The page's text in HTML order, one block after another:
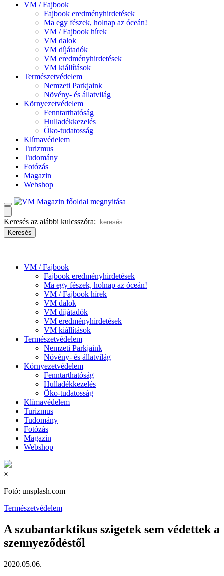
VM / Fajbook
Fajbook eredményhirdetések
Ma egy fészek, holnap az óceán!
VM / Fajbook hírek
VM dalok
VM díjátadók
VM eredményhirdetések
VM kiállítások
Természetvédelem
Nemzeti Parkjaink
Növény- és állatvilág
Környezetvédelem
Fenntarthatóság
Hulladékkezelés
Öko-tudatosság
Klímavédelem
Turizmus
Tudomány
Fotózás
Magazin
Webshop
Keresés az alábbi kulcsszóra:
VM / Fajbook
Fajbook eredményhirdetések
Ma egy fészek, holnap az óceán!
VM / Fajbook hírek
VM dalok
VM díjátadók
VM eredményhirdetések
VM kiállítások
Természetvédelem
Nemzeti Parkjaink
Növény- és állatvilág
Környezetvédelem
Fenntarthatóság
Hulladékkezelés
Öko-tudatosság
Klímavédelem
Turizmus
Tudomány
Fotózás
Magazin
Webshop
×
Fotó: unsplash.com
Természetvédelem
A szubantarktikus szigetek sem védettek a
szennyeződéstől
2020.05.06.